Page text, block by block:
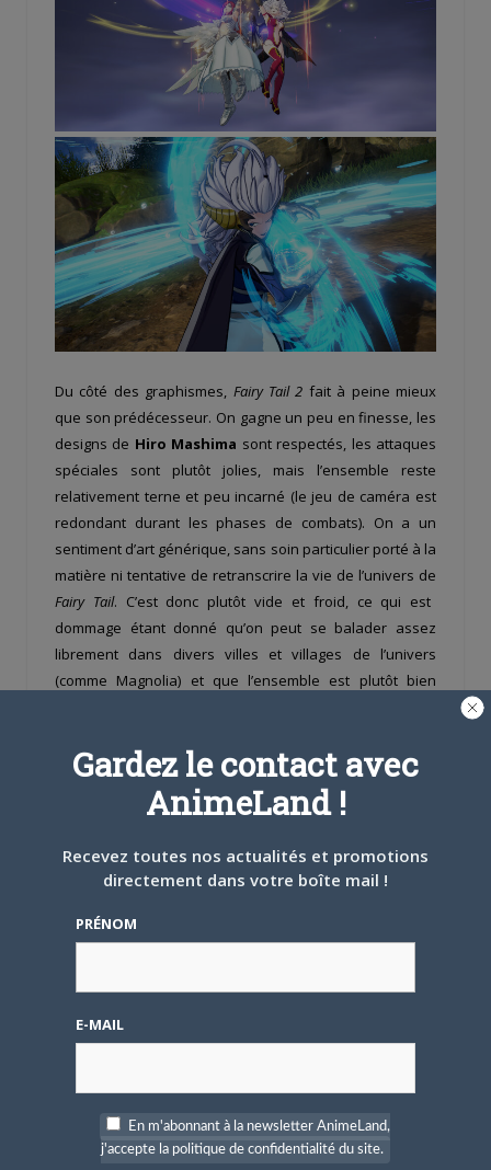
Du côté des graphismes, Fairy Tail 2 fait à peine mieux
que son prédécesseur. On gagne un peu en finesse, les
designs de Hiro Mashima sont respectés, les attaques
spéciales sont plutôt jolies, mais l’ensemble reste
relativement terne et peu incarné (le jeu de caméra est
redondant durant les phases de combats). On a un
sentiment d’art générique, sans soin particulier porté à la
matière ni tentative de retranscrire la vie de l’univers de
Fairy Tail. C’est donc plutôt vide et froid, ce qui est
dommage étant donné qu’on peut se balader assez
librement dans divers villes et villages de l’univers
(comme Magnolia) et que l’ensemble est plutôt bien
lesseiyû(il n’y a toujours pas de VF) sont de retour sur le
jeu et que les compositions musicales sont assez
entrainantes pour donner envie de jouer.
Gardez le contact avec
AnimeLand !
Recevez toutes nos actualités et promotions
directement dans votre boîte mail !
PRÉNOM
E-MAIL
En m'abonnant à la newsletter AnimeLand,
j'accepte la politique de confidentialité du site.